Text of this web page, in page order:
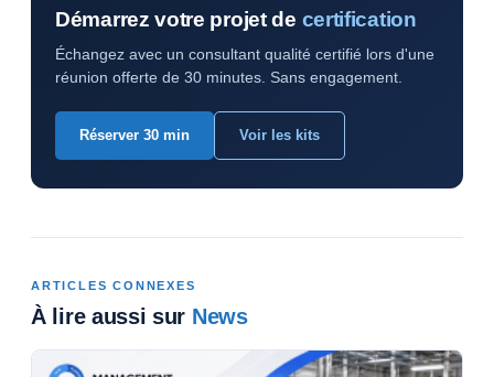
Démarrez votre projet de certification
Échangez avec un consultant qualité certifié lors d'une
réunion offerte de 30 minutes. Sans engagement.
Réserver 30 min Voir les kits
ARTICLES CONNEXES
À lire aussi sur News